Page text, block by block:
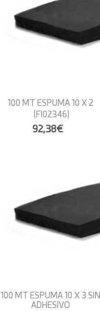
100 MT ESPUMA 10 X 2
(FI02346)
92,38€
100 MT ESPUMA 10 X 3 SIN
ADHESIVO